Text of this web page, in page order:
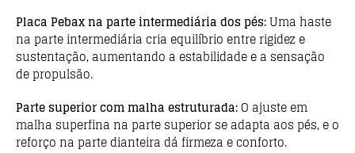
Placa Pebax na parte intermediária dos pés:Uma haste
na parte intermediária cria equilíbrio entre rigidez e
sustentação, aumentando a estabilidade e a sensação
de propulsão.
Parte superior com malha estruturada:O ajuste em
malha superfina na parte superior se adapta aos pés, e o
reforço na parte dianteira dá firmeza e conforto.